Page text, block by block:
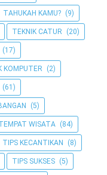
TAHUKAH KAMU? (9)
TEKNIK CATUR (20)
(17)
KOMPUTER (2)
(61)
(5)
WISATA (84)
TIPS KECANTIKAN (8)
TIPS SUKSES (5)